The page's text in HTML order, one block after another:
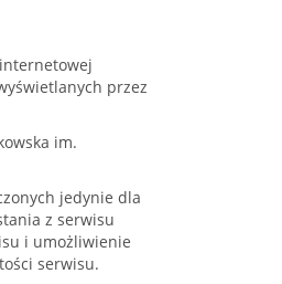
przez
im.
jedynie dla
z serwisu
i umożliwienie
serwisu.